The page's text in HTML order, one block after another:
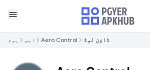
ہوم ایپ Aero Control ڈاؤن لوڈ